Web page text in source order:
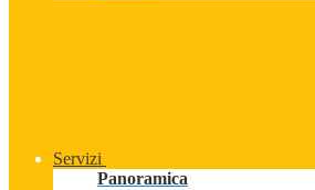
Servizi
Panoramica